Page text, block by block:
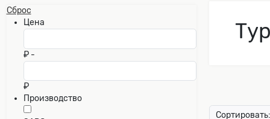
Сброс
Цена
₽ -
₽
Производство
Сортировать: